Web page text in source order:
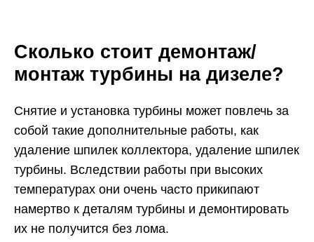
Сколько стоит демонтаж/
монтаж турбины на дизеле?
Снятие и установка турбины может повлечь за
собой такие дополнительные работы, как
удаление шпилек коллектора, удаление шпилек
турбины. Вследствии работы при высоких
температурах они очень часто прикипают
намертво к деталям турбины и демонтировать
их не получится без лома.